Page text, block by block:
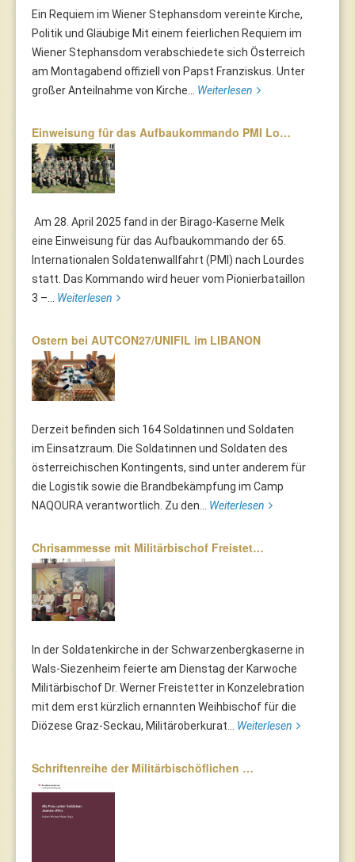
Ein Requiem im Wiener Stephansdom vereinte Kirche,
Politik und Gläubige Mit einem feierlichen Requiem im
Wiener Stephansdom verabschiedete sich Österreich
am Montagabend offiziell von Papst Franziskus. Unter
großer Anteilnahme von Kirche... Weiterlesen
Einweisung für das Aufbaukommando PMI Lo…
Am 28. April 2025 fand in der Birago-Kaserne Melk
eine Einweisung für das Aufbaukommando der 65.
Internationalen Soldatenwallfahrt (PMI) nach Lourdes
statt. Das Kommando wird heuer vom Pionierbataillon
3 –... Weiterlesen
Ostern bei AUTCON27/UNIFIL im LIBANON
Derzeit befinden sich 164 Soldatinnen und Soldaten
im Einsatzraum. Die Soldatinnen und Soldaten des
österreichischen Kontingents, sind unter anderem für
die Logistik sowie die Brandbekämpfung im Camp
NAQOURA verantwortlich. Zu den... Weiterlesen
Chrisammesse mit Militärbischof Freistet…
In der Soldatenkirche in der Schwarzenbergkaserne in
Wals-Siezenheim feierte am Dienstag der Karwoche
Militärbischof Dr. Werner Freistetter in Konzelebration
mit dem erst kürzlich ernannten Weihbischof für die
Diözese Graz-Seckau, Militäroberkurat... Weiterlesen
Schriftenreihe der Militärbischöflichen …